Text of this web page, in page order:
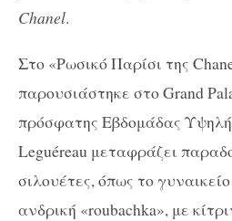
Chanel.
Στο «Ρωσικό Παρίσι της
παρουσιάστηκε στο Grand
πρόσφατης Εβδομάδας
Leguéreau μεταφράζει
σιλουέτες, όπως το
ανδρική «roubachka», με